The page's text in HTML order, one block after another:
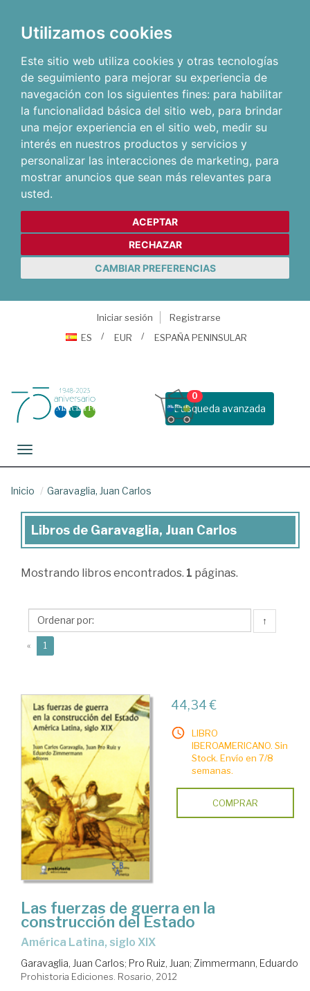
Utilizamos cookies
Este sitio web utiliza cookies y otras tecnologías
de seguimiento para mejorar su experiencia de
navegación con los siguientes fines: para habilitar
la funcionalidad básica del sitio web, para brindar
una mejor experiencia en el sitio web, medir su
interés en nuestros productos y servicios y
personalizar las interacciones de marketing, para
mostrar anuncios que sean más relevantes para
usted.
ACEPTAR
RECHAZAR
CAMBIAR PREFERENCIAS
Iniciar sesión
Registrarse
ES
EUR ESPAÑA PENINSULAR
Busqueda avanzada
0
Toggle navigation
Inicio Garavaglia, Juan Carlos
Libros
Garavaglia,
Carlos
Libros de Garavaglia, Juan Carlos
Mostrando libros encontrados. 1 páginas.
↑
« 1
44,34 €
LIBRO
IBEROAMERICANO. Sin
Stock. Envío en 7/8
semanas.
COMPRAR
Las fuerzas de guerra en la
construcción del Estado
América Latina, siglo XIX
Garavaglia, Juan Carlos; Pro Ruiz, Juan; Zimmermann, Eduardo
Prohistoria Ediciones. Rosario, 2012